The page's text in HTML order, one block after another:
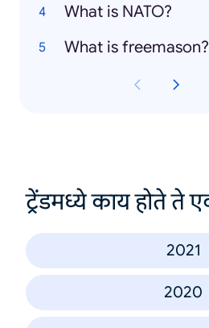
What is NATO?
What is freemason?
ट्रेंडमध्ये काय होते ते
2021
2020